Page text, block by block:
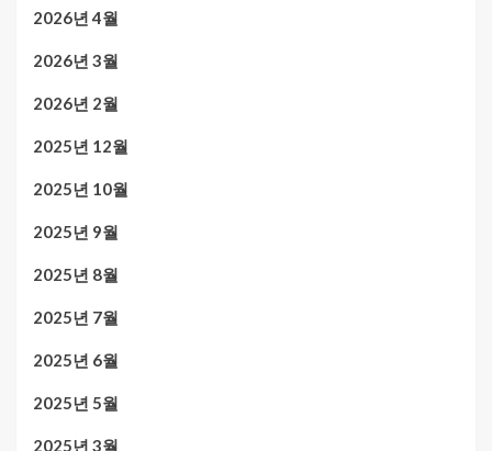
2026년 4월
2026년 3월
2026년 2월
2025년 12월
2025년 10월
2025년 9월
2025년 8월
2025년 7월
2025년 6월
2025년 5월
2025년 3월